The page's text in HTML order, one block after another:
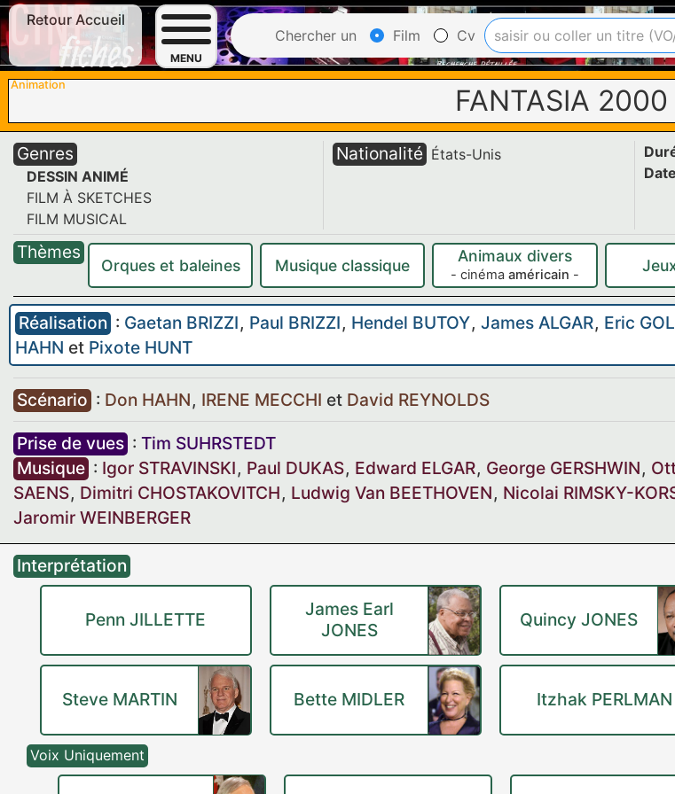
Retour Accueil
MENU
Chercher un Film Cv
FANTASIA 2000
Animation
Genres
DESSIN ANIMÉ
FILM À SKETCHES
FILM MUSICAL
Nationalité États-Unis
Thèmes
Orques et baleines Musique classique Animaux divers
- cinémaaméricain -
Réalisation : Gaetan BRIZZI, Paul BRIZZI, Hendel BUTOY, James ALGAR, Eric
HAHN et Pixote HUNT
Scénario : Don HAHN, IRENE MECCHI et David REYNOLDS
Prise de vues : Tim SUHRSTEDT
Musique : Igor STRAVINSKI, Paul DUKAS, Edward ELGAR, George GERSHWIN,
SAENS, Dimitri CHOSTAKOVITCH, Ludwig Van BEETHOVEN, Nicolai RIMSKY-
Jaromir WEINBERGER
Interprétation
Penn JILLETTE
James Earl
JONES
Quincy JONES
Steve MARTIN Bette MIDLER Itzhak PERLMAN
Voix Uniquement